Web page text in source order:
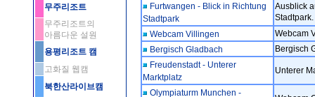
무주리조트
무주리조트의
아름다운 설원
용평리조트 캠
고화질 웹캠
북한산라이브캠
Furtwangen - Blick in Richtung
Stadtpark
Ausblick
Stadtpark.
Webcam Villingen
Webcam
Bergisch Gladbach
Bergisch
Freudenstadt - Unterer
Marktplatz
Unterer
Olympiaturm Munchen -